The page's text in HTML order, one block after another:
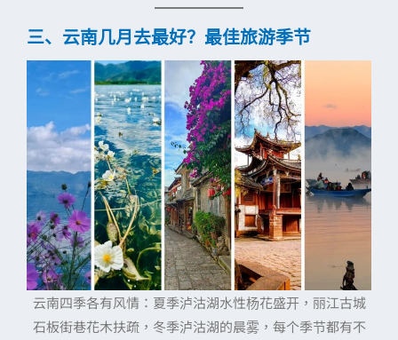
三、云南几月去最好？最佳旅游季节
云南四季各有风情：夏季泸沽湖水性杨花盛开，丽江古城
石板街巷花木扶疏，冬季泸沽湖的晨雾，每个季节都有不